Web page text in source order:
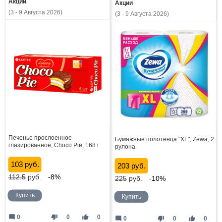
Акции
(3 - 9 Августа 2026)
Печенье прослоенное
глазированное, Choco Pie, 168 г
103 руб.
112.5руб. -8%
Купить
thumb_down 0 thumb_up 0
mode_comment 0
Акции
(3 - 9 Августа 2026)
Бумажные полотенца "XL", Zewa, 2
рулона
203 руб.
225руб. -10%
Купить
thumb_down 0 thumb_up 0
mode_comment 0